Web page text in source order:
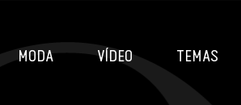
MODA VÍDEO TEMAS